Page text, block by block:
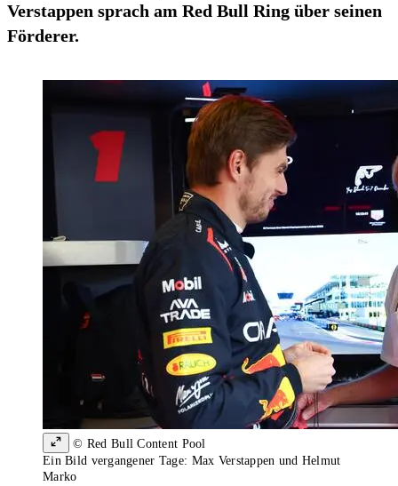
Verstappen sprach am Red Bull Ring über seinen
Förderer.
© Red Bull Content Pool
Ein Bild vergangener Tage: Max Verstappen und Helmut
Marko